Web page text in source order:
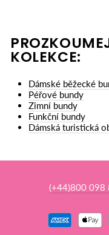
KOLEKCE:
Dámské běžecké
Péřové bundy
Zimní bundy
Funkční bundy
Dámská turistická
(+44)800 098